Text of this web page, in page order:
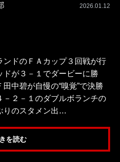
2026.01.12
ドのＦＡカップ３回戦が行
が３－１でダービーに勝
中碧が自慢の“嗅覚”で決勝
２－１のダブルボランチの
りのスタメン出…
を読む